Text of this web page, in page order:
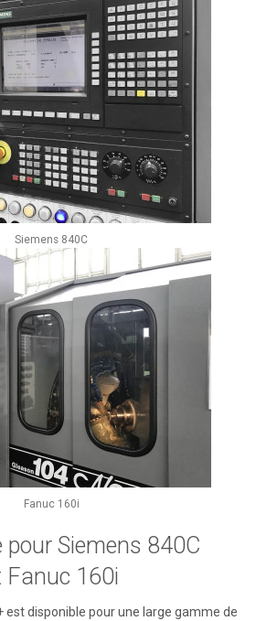
Siemens 840C
Fanuc 160i
pour Siemens 840C
Fanuc 160i
est disponible pour une large gamme de